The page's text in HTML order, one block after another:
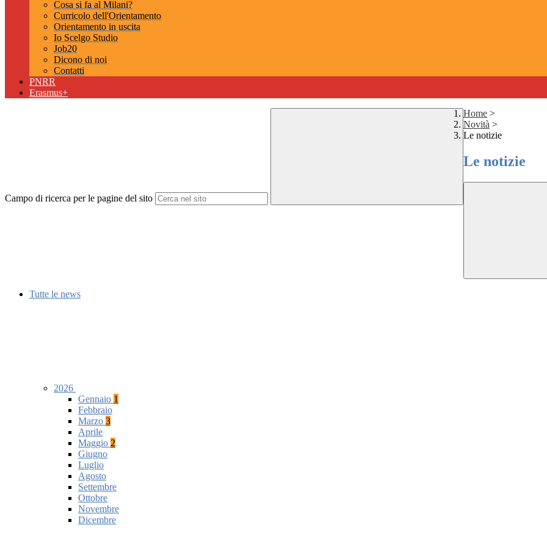
Cosa si fa al Milani?
Curricolo dell'Orientamento
Orientamento in uscita
Io Scelgo Studio
Job20
Dicono di noi
Contatti
PNRR
Erasmus+
Campo di ricerca per le pagine del sito
Home >
Novità >
Le notizie
Le notizie
Tutte le news
2026
Gennaio 1
Febbraio
Marzo 3
Aprile
Maggio 2
Giugno
Luglio
Agosto
Settembre
Ottobre
Novembre
Dicembre